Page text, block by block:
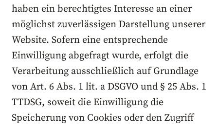
haben ein berechtigtes Interesse an einer
möglichst zuverlässigen Darstellung unserer
Website. Sofern eine entsprechende
Einwilligung abgefragt wurde, erfolgt die
Verarbeitung ausschließlich auf Grundlage
von Art. 6 Abs. 1 lit. a DSGVO und § 25 Abs. 1
TTDSG, soweit die Einwilligung die
Speicherung von Cookies oder den Zugriff